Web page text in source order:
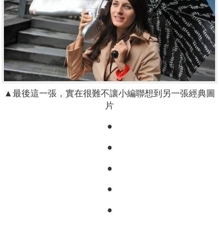
▲最後這一張，實在很難不讓小編聯想到另一張經典圖
片
●
●
●
●
●